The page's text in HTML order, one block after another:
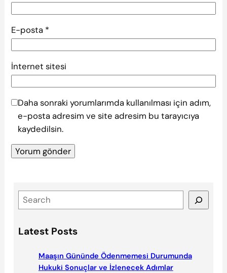
E-posta *
İnternet sitesi
Daha sonraki yorumlarımda kullanılması için adım,
e-posta adresim ve site adresim bu tarayıcıya
kaydedilsin.
e
rLatest Posts
Maaşın Gününde Ödenmemesi Durumunda
Hukuki Sonuçlar ve İzlenecek Adımlar